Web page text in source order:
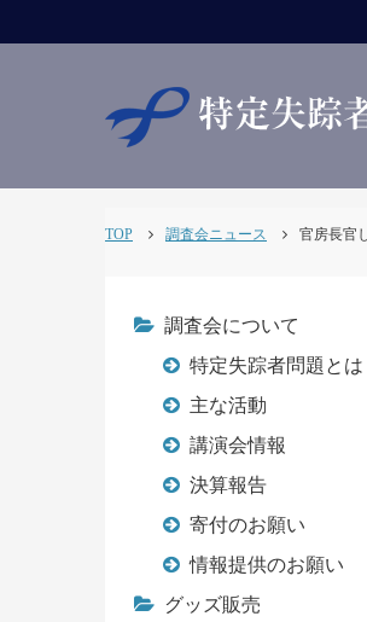
TOP 調査会ニュース 官房長官
調査会について
特定失踪者問題とは
主な活動
講演会情報
決算報告
寄付のお願い
情報提供のお願い
グッズ販売